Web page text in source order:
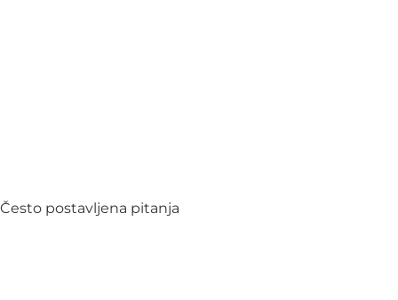
Često postavljena pitanja